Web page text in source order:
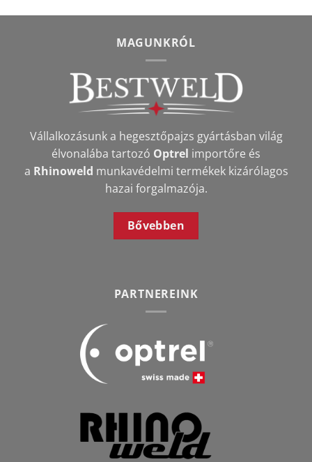
MAGUNKRÓL
Vállalkozásunk a hegesztőpajzs gyártásban világ
élvonalába tartozó Optrel importőre és
a Rhinoweld munkavédelmi termékek kizárólagos
hazai forgalmazója.
Bővebben
PARTNEREINK